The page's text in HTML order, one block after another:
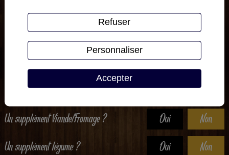
Moyenne
12.20€
Grande
2 à 3 pers
15.90€
Géante
3 à 4 pers
23.60€
Un supplément Viande/Fromage ?
Oui
Non
Un supplément légume ?
Oui Non
Accepter
Refuser
Personnaliser